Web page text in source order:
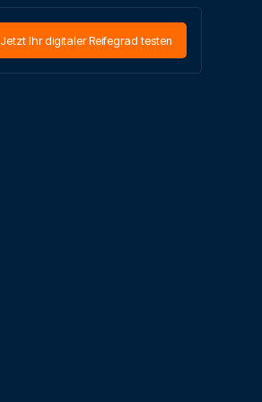
Jetzt Ihr digitaler Reifegrad testen